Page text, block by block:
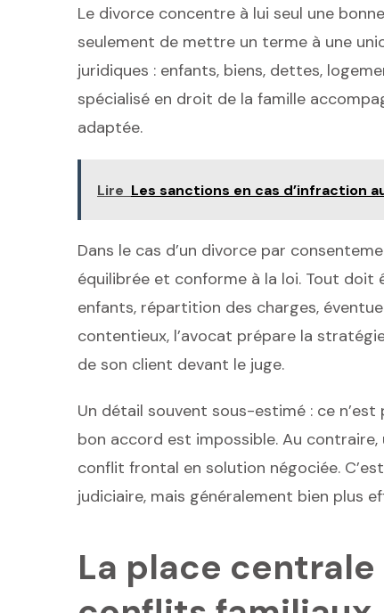
Le divorce concentre à lui seul une
seulement de mettre un terme à une
juridiques : enfants, biens, dettes,
spécialisé en droit de la famille
adaptée.
Lire Les sanctions en cas d’infraction
Dans le cas d’un divorce par
équilibrée et conforme à la loi. Tout
enfants, répartition des charges,
contentieux, l’avocat prépare la
de son client devant le juge.
Un détail souvent sous-estimé : ce n’est
bon accord est impossible. Au
conflit frontal en solution négociée.
judiciaire, mais généralement bien plus
La place